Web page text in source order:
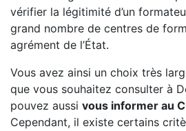
vérifier la légitimité d’un
grand nombre de centres de
agrément de l’État.
Vous avez ainsi un choix très
que vous souhaitez consulter à
pouvez aussi vous informer au
Cependant, il existe certains